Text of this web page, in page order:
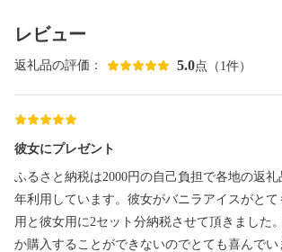
レビュー
返礼品の評価： 5.0点（1件）
彼女にプレゼント
ふるさと納税は2000円の自己負担で各地の返
年利用しています。彼女がバニラアイスがと
用と彼女用に2セット分納税させて頂きました
か購入することができないのでとても喜んでい